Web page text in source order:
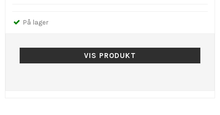
På lager
VIS PRODUKT